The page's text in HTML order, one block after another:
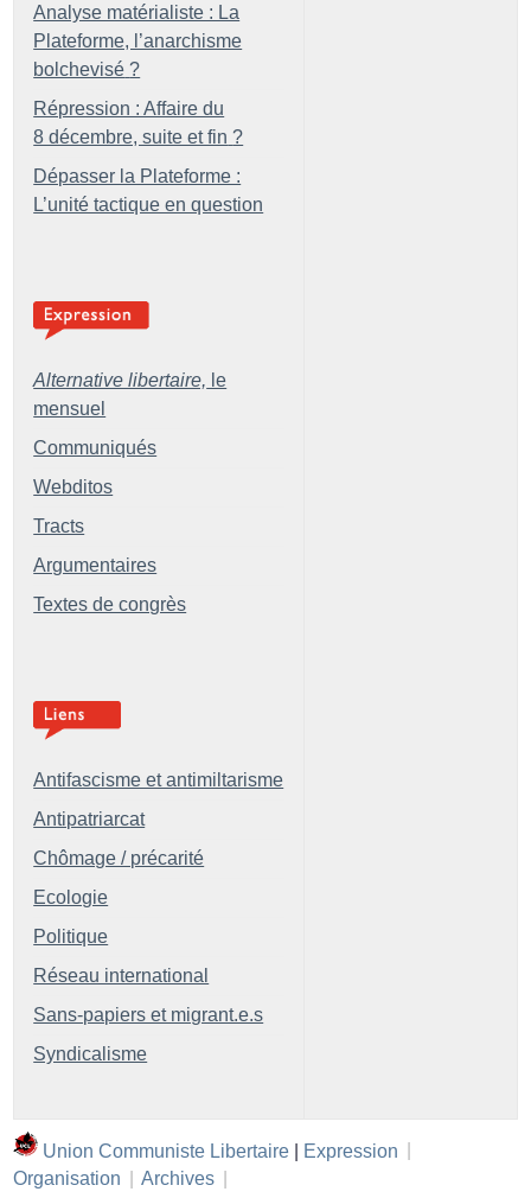
Analyse matérialiste : La
Plateforme, l’anarchisme
bolchevisé ?
Répression : Affaire du
8 décembre, suite et fin ?
Dépasser la Plateforme :
L’unité tactique en question
Alternative libertaire, le
mensuel
Communiqués
Webditos
Tracts
Argumentaires
Textes de congrès
Antifascisme et antimiltarisme
Antipatriarcat
Chômage / précarité
Ecologie
Politique
Réseau international
Sans-papiers et migrant.e.s
Syndicalisme
Union Communiste Libertaire | Expression
Organisation
Archives